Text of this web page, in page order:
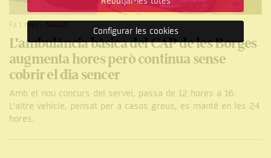
Fa 1 mes
L'ambulància bàsica del CAP de les Borges
augmenta hores però continua sense
cobrir el dia sencer
Amb el nou concurs del servei, passa de 12 hores a 16.
L’altre vehicle, pensat per a casos greus, es manté en les 24
hores.
Configurar les cookies